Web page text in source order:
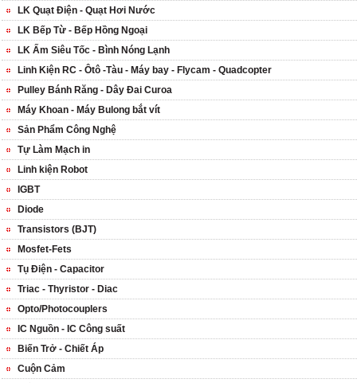
LK Quạt Điện - Quạt Hơi Nước
LK Bếp Từ - Bếp Hồng Ngoại
LK Ấm Siêu Tốc - Bình Nóng Lạnh
Linh Kiện RC - Ôtô -Tàu - Máy bay - Flycam - Quadcopter
Pulley Bánh Răng - Dây Đai Curoa
Máy Khoan - Máy Bulong bắt vít
Sản Phẩm Công Nghệ
Tự Làm Mạch in
Linh kiện Robot
IGBT
Diode
Transistors (BJT)
Mosfet-Fets
Tụ Điện - Capacitor
Triac - Thyristor - Diac
Opto/Photocouplers
IC Nguồn - IC Công suất
Biến Trở - Chiết Áp
Cuộn Cảm